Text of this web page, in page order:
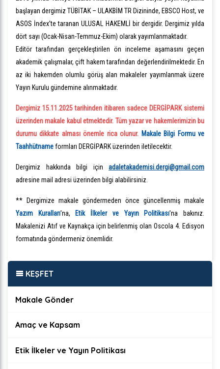
başlayan dergimiz TÜBİTAK – ULAKBİM TR Dizininde, EBSCO Host, ve
ASOS İndex’te taranan ULUSAL HAKEMLİ bir dergidir. Dergimiz yılda
dört sayı (Ocak-Nisan-Temmuz-Ekim) olarak yayımlanmaktadır.
Editör tarafından gerçekleştirilen ön inceleme aşamasını geçen
akademik çalışmalar, çift hakem tarafından değerlendirilmektedir. En
az iki hakemden olumlu görüş alan makaleler yayımlanmak üzere
Yayın Kurulu gündemine alınmaktadır.
Dergimiz 15.11.2025 tarihinden itibaren sadece DERGİPARK sistemi
üzerinden makale kabul etmektedir. Tüm yazar ve hakemlerimizin bu
durumu dikkate alması önemle rica olunur. Makale Bilgi Formu ve
Taahhütnameformları DERGİPARK üzerinden iletilecektir.
Dergimiz hakkında bilgi için adaletakademisi.dergi@gmail.com
adresine mail adresi üzerinden bilgi alabilirsiniz.
** Dergimize makale göndermeden önce güncellenmiş makale
Yazım Kuralları'na, Etik İlkeler ve Yayın Politikası'na bakınız.
Makalenizi Atıf ve Kaynakça için belirlenmiş olan Oscola 4. Edisyon
formatında göndermeniz önemlidir.
KEŞFET
Makale Gönder
Amaç ve Kapsam
Etik İlkeler ve Yayın Politikası